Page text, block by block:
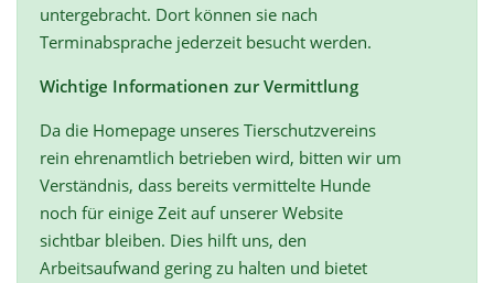
untergebracht. Dort können sie nach
Terminabsprache jederzeit besucht werden.
Wichtige Informationen zur Vermittlung
Da die Homepage unseres Tierschutzvereins
rein ehrenamtlich betrieben wird, bitten wir um
Verständnis, dass bereits vermittelte Hunde
noch für einige Zeit auf unserer Website
sichtbar bleiben. Dies hilft uns, den
Arbeitsaufwand gering zu halten und bietet